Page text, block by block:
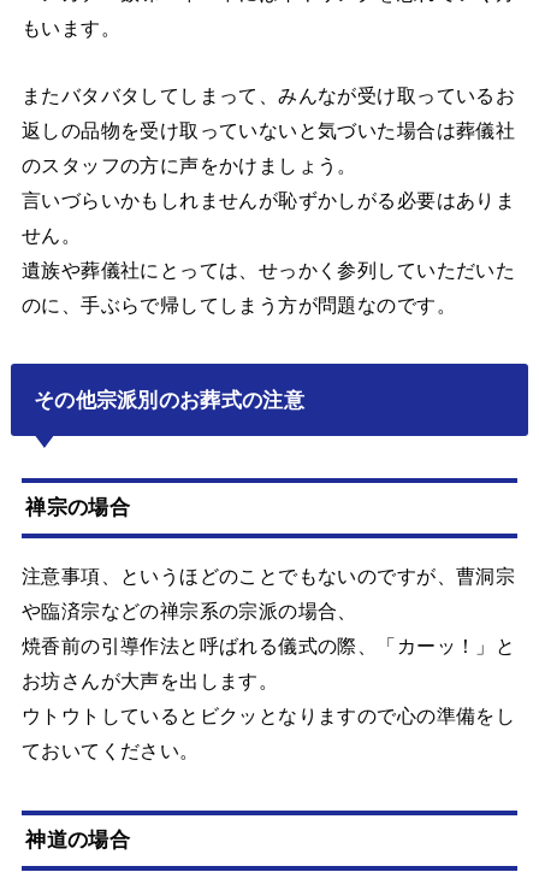
もいます。
またバタバタしてしまって、みんなが受け取っているお
返しの品物を受け取っていないと気づいた場合は葬儀社
のスタッフの方に声をかけましょう。
言いづらいかもしれませんが恥ずかしがる必要はありま
せん。
遺族や葬儀社にとっては、せっかく参列していただいた
のに、手ぶらで帰してしまう方が問題なのです。
その他宗派別のお葬式の注意
禅宗の場合
注意事項、というほどのことでもないのですが、曹洞宗
や臨済宗などの禅宗系の宗派の場合、
焼香前の引導作法と呼ばれる儀式の際、「カーッ！」と
お坊さんが大声を出します。
ウトウトしているとビクッとなりますので心の準備をし
ておいてください。
神道の場合